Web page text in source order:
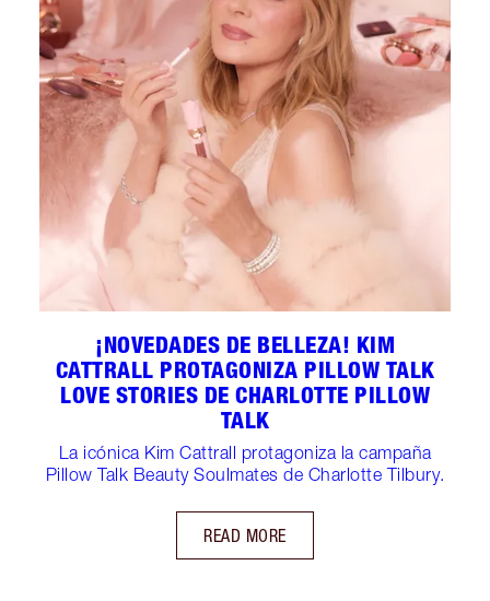
¡NOVEDADES DE BELLEZA! KIM
CATTRALL PROTAGONIZA PILLOW TALK
LOVE STORIES DE CHARLOTTE PILLOW
TALK
La icónica Kim Cattrall protagoniza la campaña
Pillow Talk Beauty Soulmates de Charlotte Tilbury.
READ MORE